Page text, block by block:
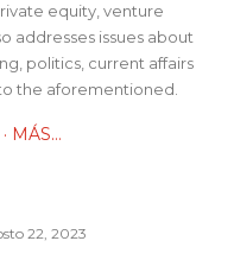
equity, venture
addresses issues about
politics, current affairs
the aforementioned.
MÁS…
22, 2023